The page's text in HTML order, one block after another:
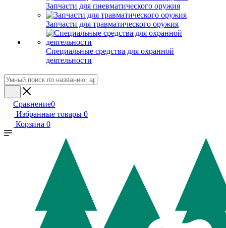
Запчасти для пневматического оружия
Запчасти для травматического оружия
Специальные средства для охранной
деятельности
Сравнение0
Избранные товары 0
Корзина 0